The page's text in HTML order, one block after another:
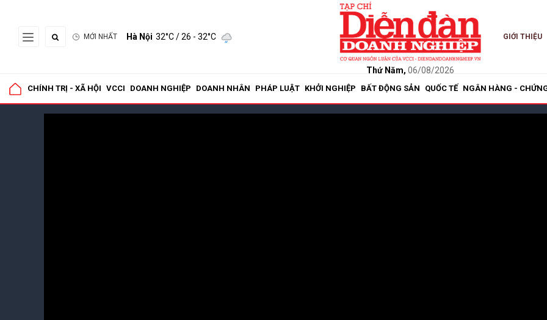
MỚI NHẤT Hà Nội 32°C/ 26 - 32°C
Thứ Năm, 06/08/2026
GIỚI THIỆU
CHÍNH TRỊ - XÃ HỘI VCCI DOANH NGHIỆP DOANH NHÂN PHÁP LUẬT KHỞI NGHIỆP BẤT ĐỘNG SẢN QUỐC TẾ NGÂN HÀNG -